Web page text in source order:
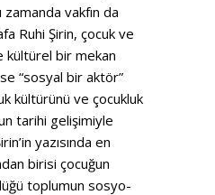
zamanda vakfın da
Ruhi Şirin, çocuk ve
kültürel bir mekan
“sosyal bir aktör”
kültürünü ve çocukluk
tarihi gelişimiyle
yazısında en
birisi çocuğun
toplumun sosyo-